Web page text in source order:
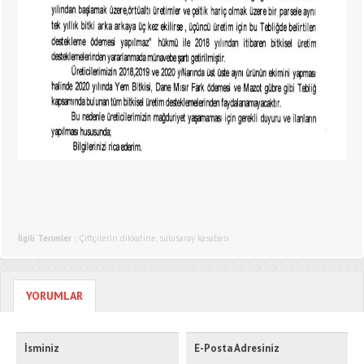
İlgili Terimler : Çiftçilerin dikkatine sulusaray kasabası
YORUMLAR
İsminiz E-Posta Adresiniz